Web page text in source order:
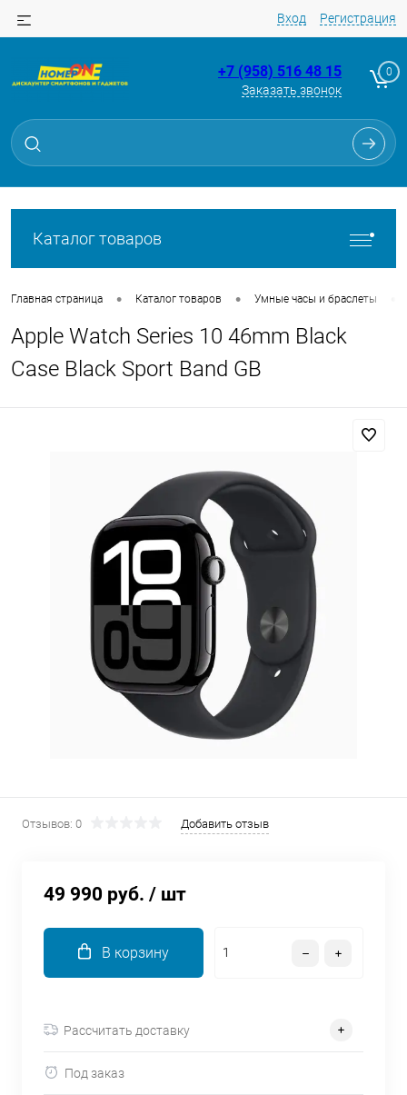
Вход Регистрация
+7 (958) 516 48 15
Заказать звонок
0
Каталог товаров
Главная страница • Каталог товаров • Умные часы и браслеты
Apple Watch Series 10 46mm Black
Case Black Sport Band GB
Отзывов: 0 Добавить отзыв
49 990 руб. / шт
В корзину
Рассчитать доставку
Под заказ
Для клиентов всех банков
Разбейте
без переплат
Сегодня
Оплачивайте сегодня только
% картой любого банка
Получайте товар
выбранный способом
Оставшиеся75% будут
списываться
с вашей карты
каждые 2 недели
об оплате Плайтом
Остались вопросы?
8 800 302-02-51
plait.ru